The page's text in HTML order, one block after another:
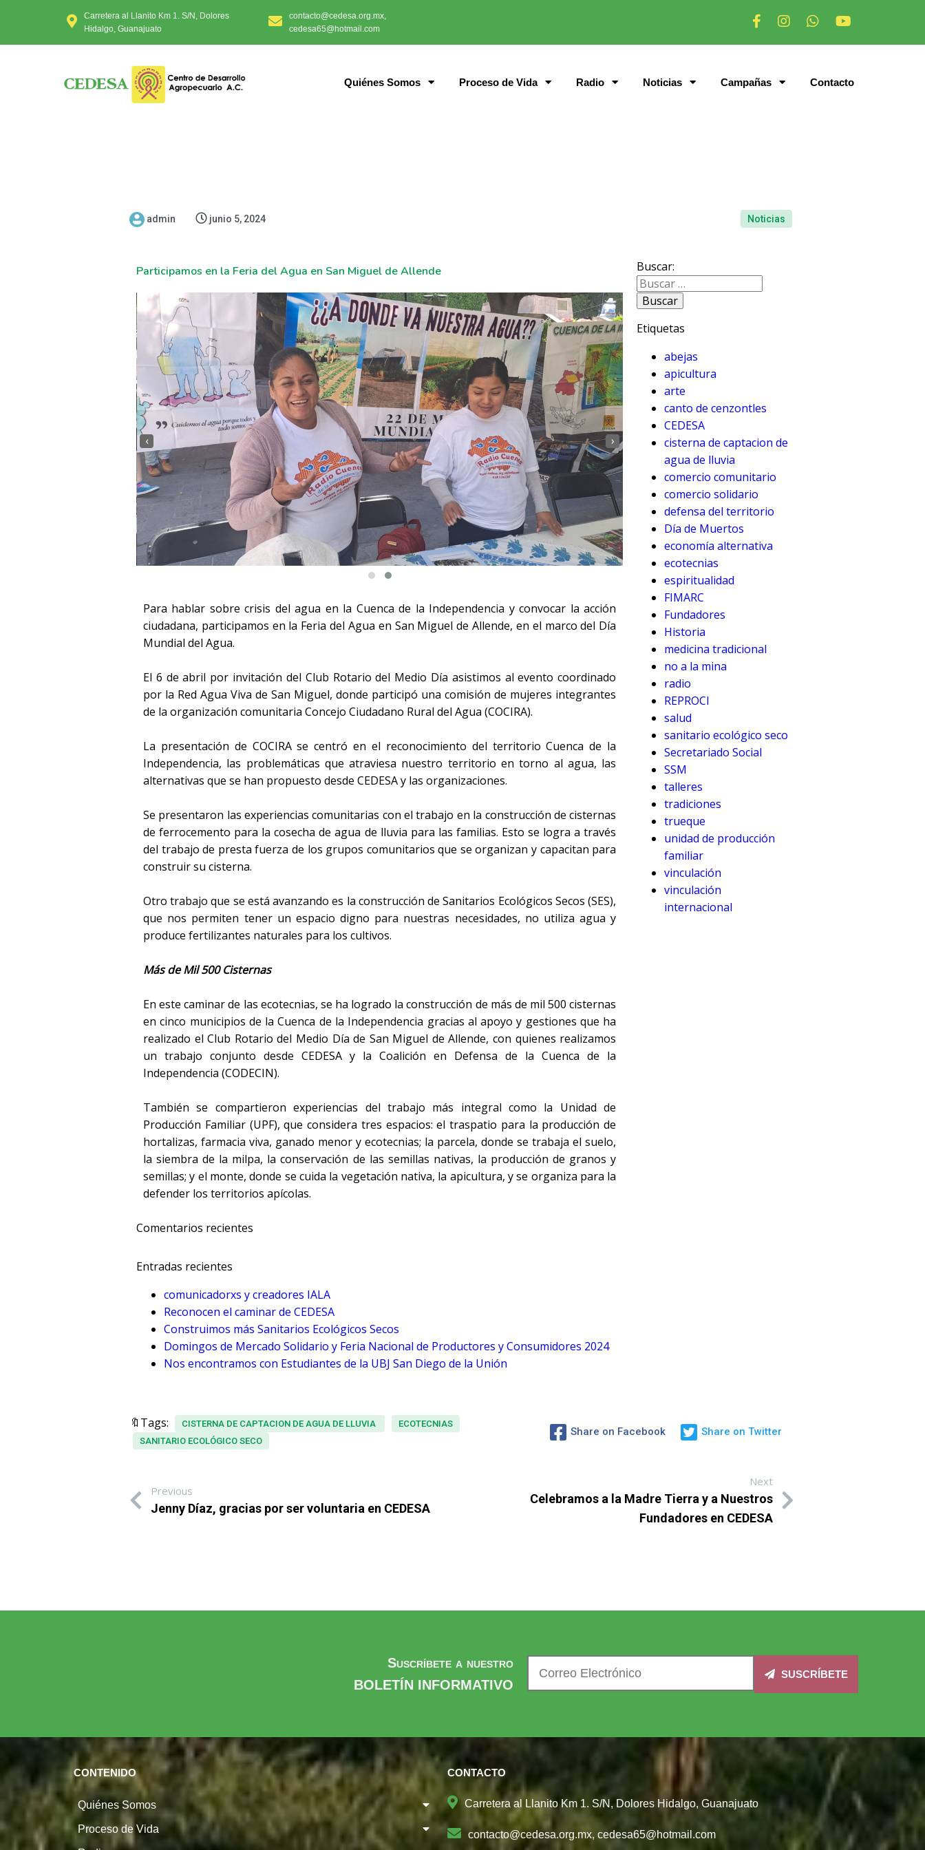
Carretera al Llanito Km 1. S/N, Dolores
Hidalgo, Guanajuato
contacto@cedesa.org.mx,
cedesa65@hotmail.com
Quiénes Somos Proceso de Vida Radio Noticias Campañas Contacto
admin junio 5, 2024 Noticias
Participamos en la Feria del Agua en San Miguel de Allende
‹ ›
Para hablar sobre crisis del agua en la Cuenca de la Independencia y convocar la acción
ciudadana, participamos en la Feria del Agua en San Miguel de Allende, en el marco del Día
Mundial del Agua.
El 6 de abril por invitación del Club Rotario del Medio Día asistimos al evento coordinado
por la Red Agua Viva de San Miguel, donde participó una comisión de mujeres integrantes
de la organización comunitaria Concejo Ciudadano Rural del Agua (COCIRA).
La presentación de COCIRA se centró en el reconocimiento del territorio Cuenca de la
Independencia, las problemáticas que atraviesa nuestro territorio en torno al agua, las
alternativas que se han propuesto desde CEDESA y las organizaciones.
Se presentaron las experiencias comunitarias con el trabajo en la construcción de cisternas
de ferrocemento para la cosecha de agua de lluvia para las familias. Esto se logra a través
del trabajo de presta fuerza de los grupos comunitarios que se organizan y capacitan para
construir su cisterna.
Otro trabajo que se está avanzando es la construcción de Sanitarios Ecológicos Secos (SES),
que nos permiten tener un espacio digno para nuestras necesidades, no utiliza agua y
produce fertilizantes naturales para los cultivos.
Más de Mil 500 Cisternas
En este caminar de las ecotecnias, se ha logrado la construcción de más de mil 500 cisternas
en cinco municipios de la Cuenca de la Independencia gracias al apoyo y gestiones que ha
realizado el Club Rotario del Medio Día de San Miguel de Allende, con quienes realizamos
un trabajo conjunto desde CEDESA y la Coalición en Defensa de la Cuenca de la
Independencia (CODECIN).
También se compartieron experiencias del trabajo más integral como la Unidad de
Producción Familiar (UPF), que considera tres espacios: el traspatio para la producción de
hortalizas, farmacia viva, ganado menor y ecotecnias; la parcela, donde se trabaja el suelo,
la siembra de la milpa, la conservación de las semillas nativas, la producción de granos y
semillas; y el monte, donde se cuida la vegetación nativa, la apicultura, y se organiza para la
defender los territorios apícolas.
Comentarios recientes
Entradas recientes
comunicadorxs y creadores IALA
Reconocen el caminar de CEDESA
Construimos más Sanitarios Ecológicos Secos
Domingos de Mercado Solidario y Feria Nacional de Productores y Consumidores 2024
Nos encontramos con Estudiantes de la UBJ San Diego de la Unión
Buscar:
Etiquetas
abejas
apicultura
arte
canto de cenzontles
CEDESA
cisterna de captacion de
agua de lluvia
comercio comunitario
comercio solidario
defensa del territorio
Día de Muertos
economía alternativa
ecotecnias
espiritualidad
FIMARC
Fundadores
Historia
medicina tradicional
no a la mina
radio
REPROCI
salud
sanitario ecológico seco
Secretariado Social
SSM
talleres
tradiciones
trueque
unidad de producción
familiar
vinculación
vinculación
internacional
🔖Tags: CISTERNA DE CAPTACION DE AGUA DE LLUVIA
ECOTECNIAS
SANITARIO ECOLÓGICO SECO
Share on Facebook Share on Twitter
Previous
Jenny Díaz, gracias por ser voluntaria en CEDESA
Next
Celebramos a la Madre Tierra y a Nuestros
Fundadores en CEDESA
Suscríbete a nuestro
BOLETÍN INFORMATIVO
SUSCRÍBETE
CONTENIDO
Quiénes Somos
Proceso de Vida
CONTACTO
Carretera al Llanito Km 1. S/N, Dolores Hidalgo, Guanajuato
contacto@cedesa.org.mx, cedesa65@hotmail.com